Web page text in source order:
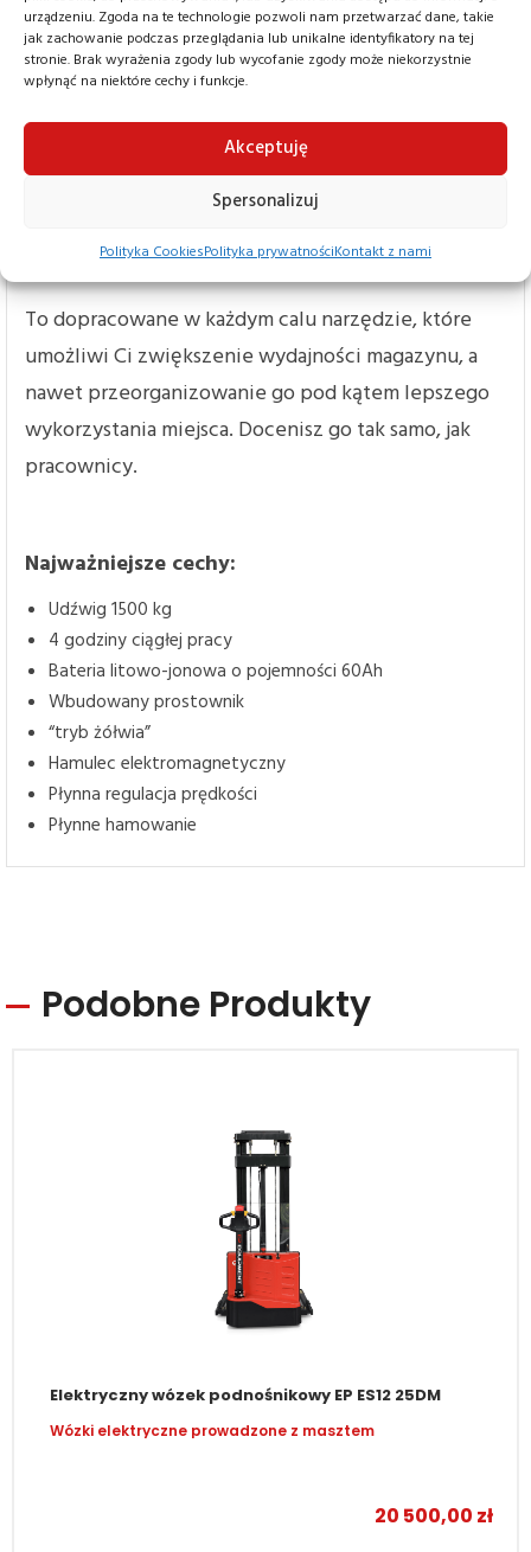
urządzeniu. Zgoda na te technologie pozwoli nam przetwarzać dane, takie
jak zachowanie podczas przeglądania lub unikalne identyfikatory na tej
stronie. Brak wyrażenia zgody lub wycofanie zgody może niekorzystnie
wpłynąć na niektóre cechy i funkcje.
Akceptuję
Spersonalizuj
Polityka CookiesPolityka prywatnościKontakt z nami
w ciasnych zakrętach i łatwe zawracanie. O
bezpieczeństwo dba automatyczny
elektromagnetyczny hamulec i przycisk brzuszny,
który nie pozwala na przyciśnięcie operatora do
ściany. W wyjątkowo małych przestrzeniach
przydaje się tryb „żółwia”, który pozwala na
To dopracowane w każdym calu narzędzie, które
umożliwi Ci zwiększenie wydajności magazynu, a
nawet przeorganizowanie go pod kątem lepszego
wykorzystania miejsca. Docenisz go tak samo, jak
pracownicy.
Najważniejsze cechy:
Udźwig 1500 kg
4 godziny ciągłej pracy
Bateria litowo-jonowa o pojemności 60Ah
Wbudowany prostownik
“tryb żółwia”
Hamulec elektromagnetyczny
Płynna regulacja prędkości
Płynne hamowanie
Podobne Produkty
Elektryczny wózek podnośnikowy EP ES12 25DM
Wózki elektryczne prowadzone z masztem
20 500,00 zł